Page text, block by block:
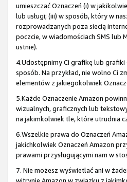
umieszczać Oznaczeń (i) w
lub usługi; (iii) w sposób, który w
rozprowadzanych poza siecią
poczcie, w wiadomościach SMS lub
ustnie).
4.Udostępnimy Ci grafikę lub
sposób. Na przykład, nie wolno Ci
elementów z jakiegokolwiek
5.Każde Oznaczenie Amazon
wizualnych, graficznych lub
na jakimkolwiek tle, które utrudnia
6.Wszelkie prawa do Oznaczeń
jakichkolwiek Oznaczeń Amazon
prawami przysługującymi nam w
7. Nie możesz wyświetlać ani w